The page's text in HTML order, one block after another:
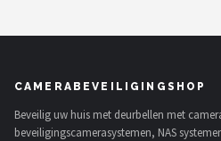
CAMERABEVEILIGINGSHOP
Beveilig uw huis met deurbellen met
beveiligingscamerasystemen, NAS